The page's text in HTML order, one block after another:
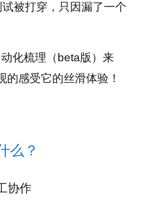
被打穿，只因漏了一个
化梳理（beta版）来
的感受它的丝滑体验！
么？
协作